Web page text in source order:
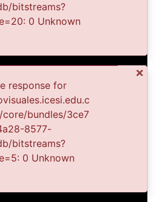
16.jpg
bitstreams?
0 Unknown
×
response for
bundles/3ce7
8577-
bitstreams?
0 Unknown